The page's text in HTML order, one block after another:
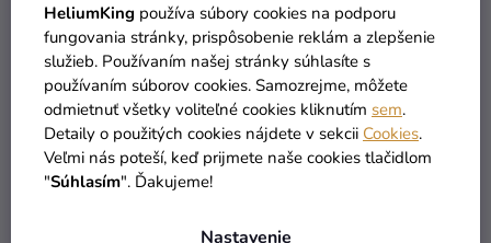
HeliumKing používa súbory cookies na podporu
fungovania stránky, prispôsobenie reklám a zlepšenie
služieb. Používaním našej stránky súhlasíte s
používaním súborov cookies. Samozrejme, môžete
odmietnuť všetky voliteľné cookies kliknutím sem.
Detaily o použitých cookies nájdete v sekcii Cookies.
Veľmi nás poteší, keď prijmete naše cookies tlačidlom
"Súhlasím". Ďakujeme!
Nastavenie
Výpredaj
O
nás
Párty
Blog
TOVAR SKLADOM
viac ako 30 000 produktov
DOPRAVA ZADARMO
už od 49 Eur
DORUČENIE DO 1 DŇA
VRÁTENIA TOVARU